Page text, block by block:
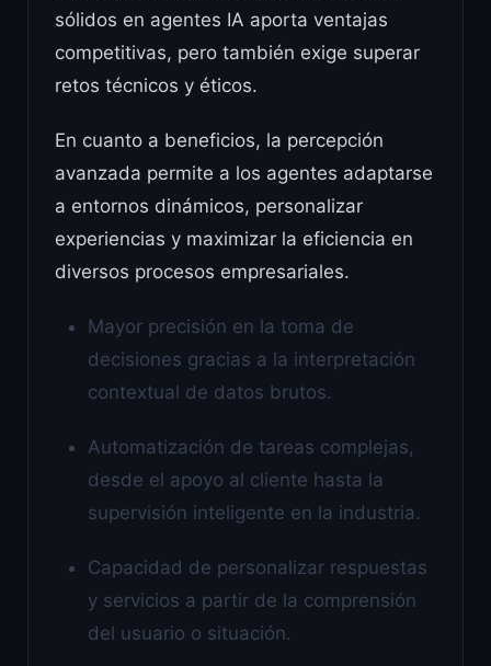
sólidos en agentes IA aporta ventajas
competitivas, pero también exige superar
retos técnicos y éticos.
En cuanto a beneficios, la percepción
avanzada permite a los agentes adaptarse
a entornos dinámicos, personalizar
experiencias y maximizar la eficiencia en
diversos procesos empresariales.
Mayor precisión en la toma de
decisiones gracias a la interpretación
contextual de datos brutos.
Automatización de tareas complejas,
desde el apoyo al cliente hasta la
supervisión inteligente en la industria.
Capacidad de personalizar respuestas
y servicios a partir de la comprensión
del usuario o situación.